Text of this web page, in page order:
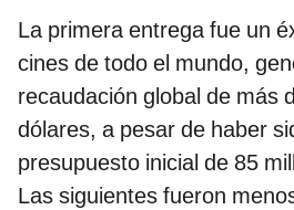
La primera entrega fue un
cines de todo el mundo,
recaudación global de más
dólares, a pesar de haber
presupuesto inicial de 85
Las siguientes fueron